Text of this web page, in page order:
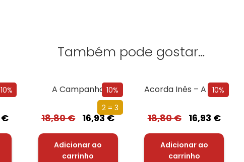
Também pode gostar…
10%
O Cozinheiro da Rainha Adúltera
€
10%
2 = 3
A Campanha
18,80€ 16,93€
Adicionar ao
carrinho
10%
Acorda Inês – A Rosácea
18,80€ 16,93 €
Adicionar ao
carrinho